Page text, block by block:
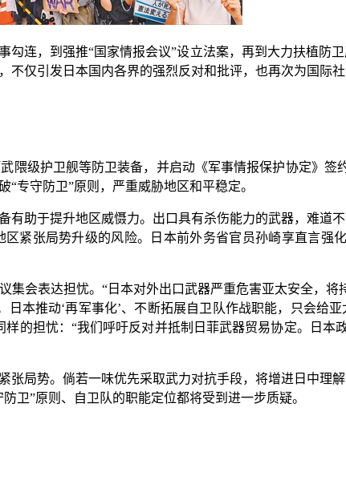
连，到强推“国家情报会议”设立法案，再到大力扶植防
仅引发日本国内各界的强烈反对和批评，也再次为国际
级护卫舰等防卫装备，并启动《军事情报保护协定》签
专守防卫”原则，严重威胁地区和平稳定。
于提升地区威慑力。出口具有杀伤能力的武器，难道
紧张局势升级的风险。日本前外务省官员孙崎享直言强
表达担忧。“日本对外出口武器严重危害亚太安全，将
本推动‘再军事化’、不断拓展自卫队作战职能，只会给
的担忧：“我们呼吁反对并抵制日菲武器贸易协定。日本
势。倘若一味优先采取武力对抗手段，将增进日中理解
卫”原则、自卫队的职能定位都将受到进一步质疑。